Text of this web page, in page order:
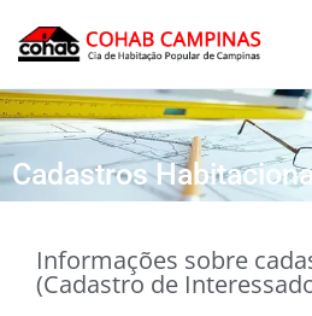
conteúdo
Cadastros
Informações sobre
(Cadastro de